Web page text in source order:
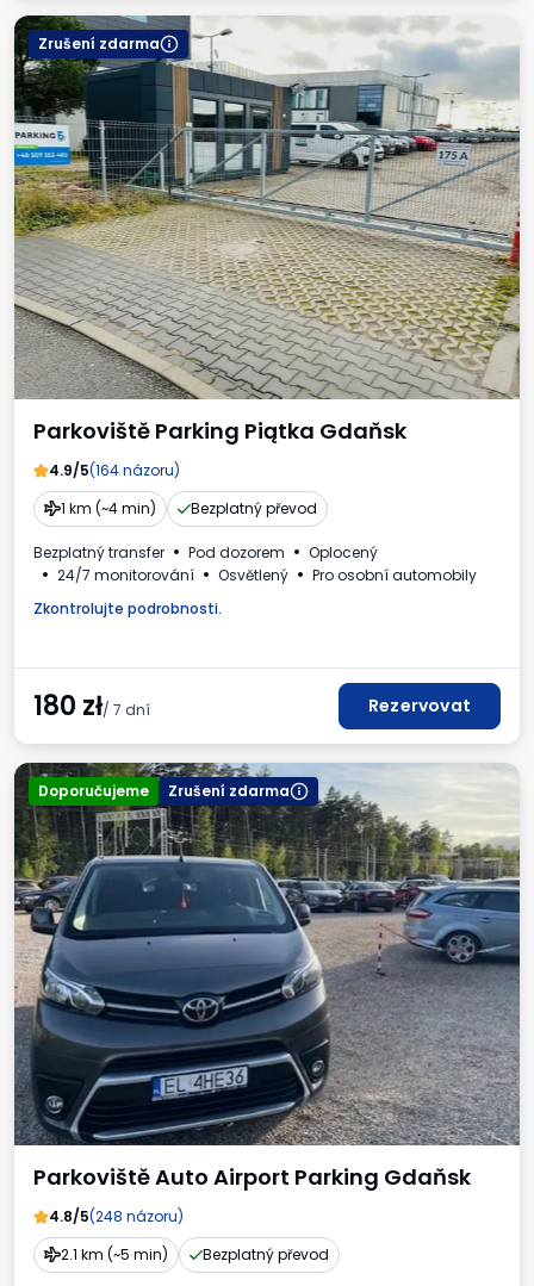
Zrušení zdarma
Parkoviště Parking Piątka Gdaňsk
4.9/5(164 názoru)
1 km (~4 min)
Bezplatný převod
Bezplatný transfer Pod dozorem
Oplocený
24/7 monitorování
Osvětlený
Pro osobní automobily
Zkontrolujte podrobnosti.
180 zł/ 7 dní Rezervovat
Doporučujeme Zrušení zdarma
Parkoviště Auto Airport Parking Gdaňsk
4.8/5(248 názoru)
2.1 km (~5 min)
Bezplatný převod